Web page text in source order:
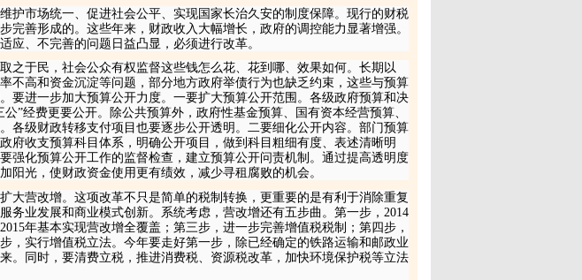
护市场统一、促进社会公平、实现国家长治久安的制度保障。现行的财税
完善形成的。这些年来，财政收入大幅增长，政府的调控能力显著增强。
应、不完善的问题日益凸显，必须进行改革。
之于民，社会公众有权监督这些钱怎么花、花到哪、效果如何。长期以
不高和资金沉淀等问题，部分地方政府举债行为也缺乏约束，这些与预算
要进一步加大预算公开力度。一要扩大预算公开范围。各级政府预算和决
”经费更要公开。除公共预算外，政府性基金预算、国有资本经营预算、
各级财政转移支付项目也要逐步公开透明。二要细化公开内容。部门预算
府收支预算科目体系，明确公开项目，做到科目粗细有度、表述清晰明
强化预算公开工作的监督检查，建立预算公开问责机制。通过提高透明度
阳光，使财政资金使用更有绩效，减少寻租腐败的机会。
大营改增。这项改革不只是简单的税制转换，更重要的是有利于消除重复
务业发展和商业模式创新。系统考虑，营改增还有五步曲。第一步， 2014
2015年基本实现营改增全覆盖；第三步，进一步完善增值税税制；第四步，
，实行增值税立法。今年要走好第一步，除已经确定的铁路运输和邮政业
。同时，要清费立税，推进消费税、资源税改革，加快环境保护税等立法